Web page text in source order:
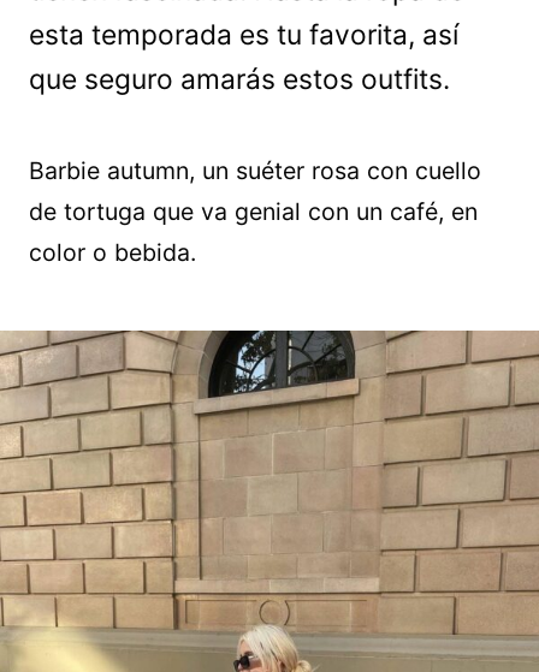
esta temporada es tu favorita, así
que seguro amarás estos outfits.
Barbie autumn, un suéter rosa con cuello
de tortuga que va genial con un café, en
color o bebida.